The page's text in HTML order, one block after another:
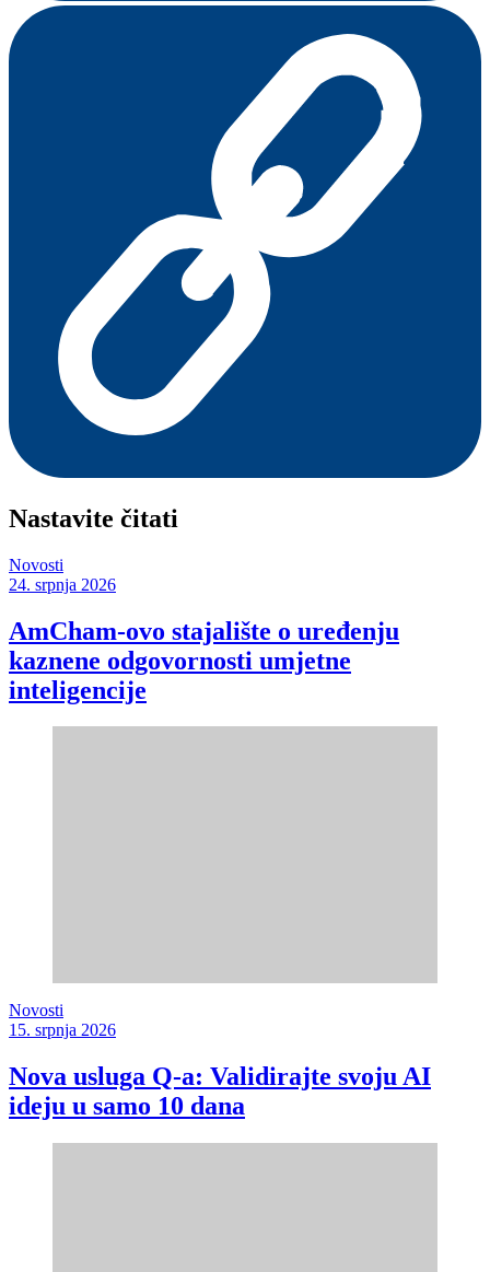
Nastavite čitati
Novosti
24. srpnja 2026
AmCham-ovo stajalište o uređenju
kaznene odgovornosti umjetne
inteligencije
Novosti
15. srpnja 2026
Nova usluga Q-a: Validirajte svoju AI
ideju u samo 10 dana